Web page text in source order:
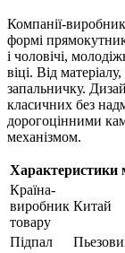
Компанії-
формі
і чоловічі,
віці. Від
запальничку.
класичних без
дорогоцінними
механізмом.
Характеристики
Країна-
виробник
товару
Китай
Підпал